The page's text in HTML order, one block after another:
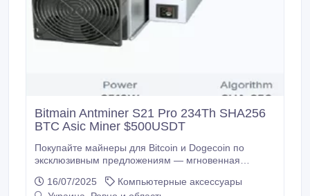
Bitmain Antminer S21 Pro 234Th SHA256
BTC Asic Miner $500USDT
Покупайте майнеры для Bitcoin и Dogecoin по
эксклюзивным предложениям — мгновенная
майнеры для ВСЕХ ВАШИХ ПОТРЕБНОСТЕЙ В
16/07/2025
Компьютерные аксессуары